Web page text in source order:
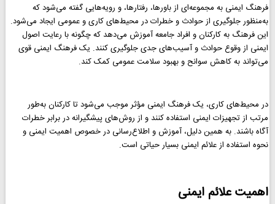
فرهنگ ایمنی به مجموعه‌ای از باورها، رفتارها، و رویه‌هایی گفته می‌شود که
به‌منظور جلوگیری از حوادث و خطرات در محیط‌های کاری و عمومی ایجاد می‌شود.
این فرهنگ به کارکنان و افراد جامعه آموزش می‌دهد که چگونه با رعایت اصول
ایمنی از وقوع حوادث و آسیب‌های جدی جلوگیری کنند. یک فرهنگ ایمنی قوی
می‌تواند به کاهش سوانح و بهبود سلامت عمومی کمک کند.
در محیط‌های کاری، یک فرهنگ ایمنی مؤثر موجب می‌شود تا کارکنان به‌طور
مرتب از تجهیزات ایمنی استفاده کنند و از روش‌های پیشگیرانه در برابر خطرات
آگاه باشند. به همین دلیل، آموزش و اطلاع‌رسانی در خصوص اهمیت ایمنی و
نحوه استفاده از علائم ایمنی بسیار حیاتی است.
اهمیت علائم ایمنی